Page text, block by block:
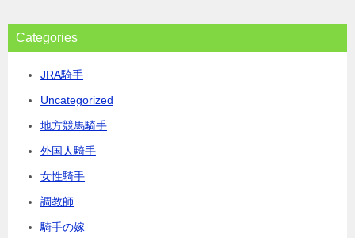
Categories
JRA騎手
Uncategorized
地方競馬騎手
外国人騎手
女性騎手
調教師
騎手の嫁